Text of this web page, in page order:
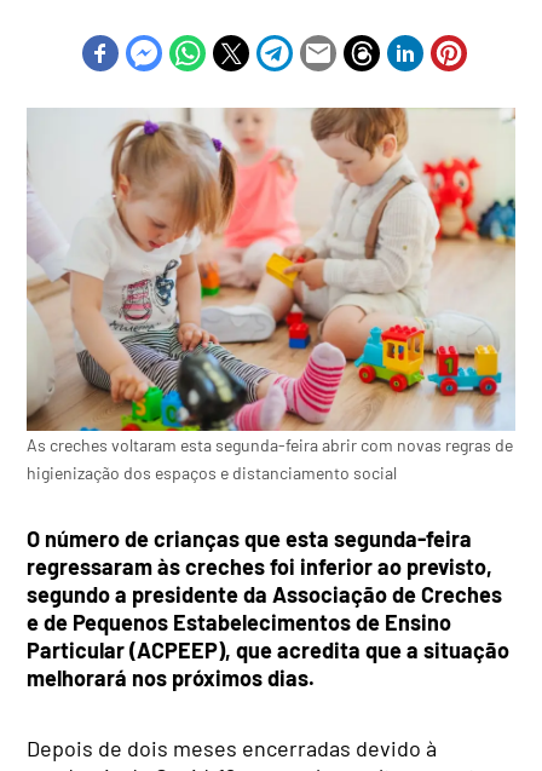
As creches voltaram esta segunda-feira abrir com novas regras de
higienização dos espaços e distanciamento social
O número de crianças que esta segunda-feira
regressaram às creches foi inferior ao previsto,
segundo a presidente da Associação de Creches
e de Pequenos Estabelecimentos de Ensino
Particular (ACPEEP), que acredita que a situação
melhorará nos próximos dias.
Depois de dois meses encerradas devido à